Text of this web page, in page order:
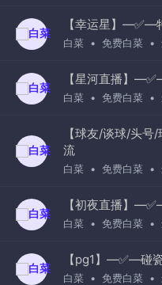
【幸运星】—✅—
白菜 • 免费白菜 •
【星河直播】
白菜 • 免费白菜 •
【球友/谈球/头
流
白菜 • 免费白菜 •
【初夜直播】
白菜 • 免费白菜 •
【pg1】—✅—碰
白菜 • 免费白菜 •